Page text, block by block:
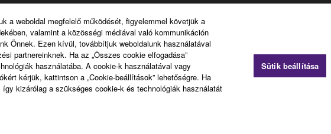
a weboldal megfelelő működését, figyelemmel követjük a
valamint a közösségi médiával való kommunikáción
Önnek. Ezen kívül, továbbítjuk weboldalunk használatával
partnereinknek. Ha az „Összes cookie elfogadása”
használatába. A cookie-k használatával vagy
kérjük, kattintson a „Cookie-beállítások” lehetőségre. Ha
így kizárólag a szükséges cookie-k és technológiák használatát
Sütik beállítása